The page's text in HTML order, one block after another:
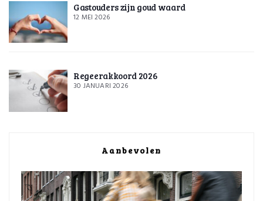
Gastouders zijn goud waard
12 MEI 2026
Regeerakkoord 2026
30 JANUARI 2026
Aanbevolen